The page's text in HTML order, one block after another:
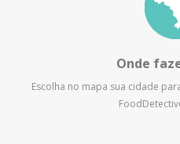
Onde
Escolha no mapa sua cidade